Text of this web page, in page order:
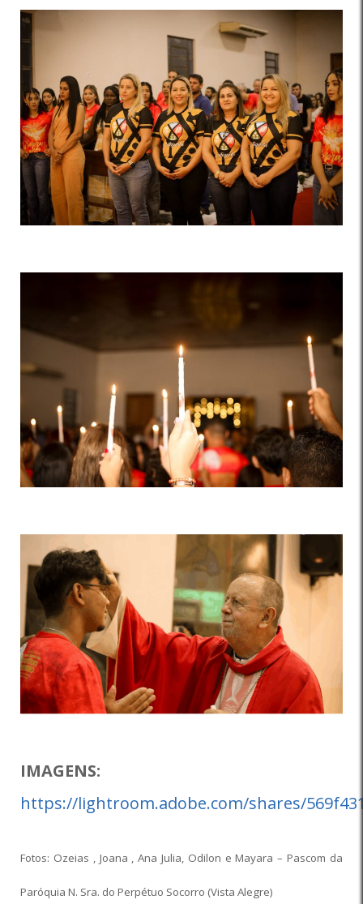
IMAGENS:
https://lightroom.adobe.com/shares/
Fotos: Ozeias , Joana , Ana Julia, Odilon e Mayara – Pascom da
Paróquia N. Sra. do Perpétuo Socorro (Vista Alegre)